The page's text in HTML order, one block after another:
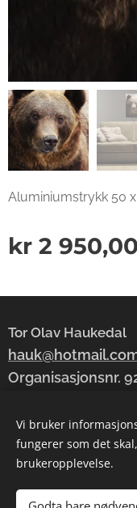
Aluminiumstrykk 50
kr 2 950,00
Tor Olav Haukedal
Organisasjonsnr.
Drevet av
Vi bruker
fungerer som det
brukeropplevelse.